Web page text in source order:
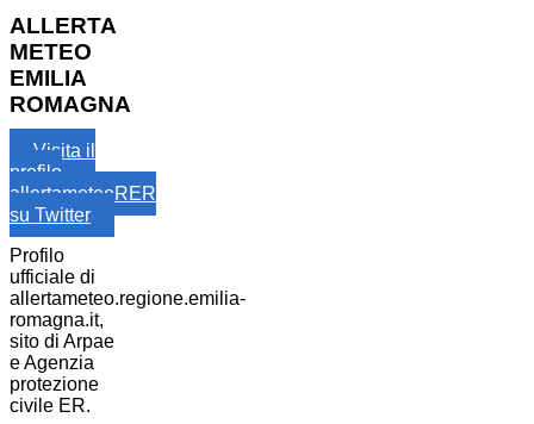
ALLERTA
METEO
EMILIA
ROMAGNA
Visita il
profilo
allertameteoRER
su Twitter
Profilo
ufficiale di
allertameteo.regione.emilia-
romagna.it,
sito di Arpae
e Agenzia
protezione
civile ER.